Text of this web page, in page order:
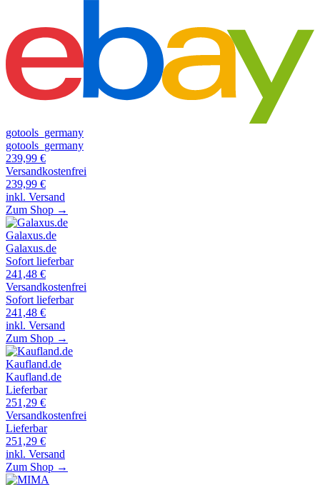
gotools_germany
gotools_germany
239,99 €
Versandkostenfrei
239,99 €
inkl. Versand
Zum Shop →
Galaxus.de
Galaxus.de
Sofort lieferbar
241,48 €
Versandkostenfrei
Sofort lieferbar
241,48 €
inkl. Versand
Zum Shop →
Kaufland.de
Kaufland.de
Lieferbar
251,29 €
Versandkostenfrei
Lieferbar
251,29 €
inkl. Versand
Zum Shop →